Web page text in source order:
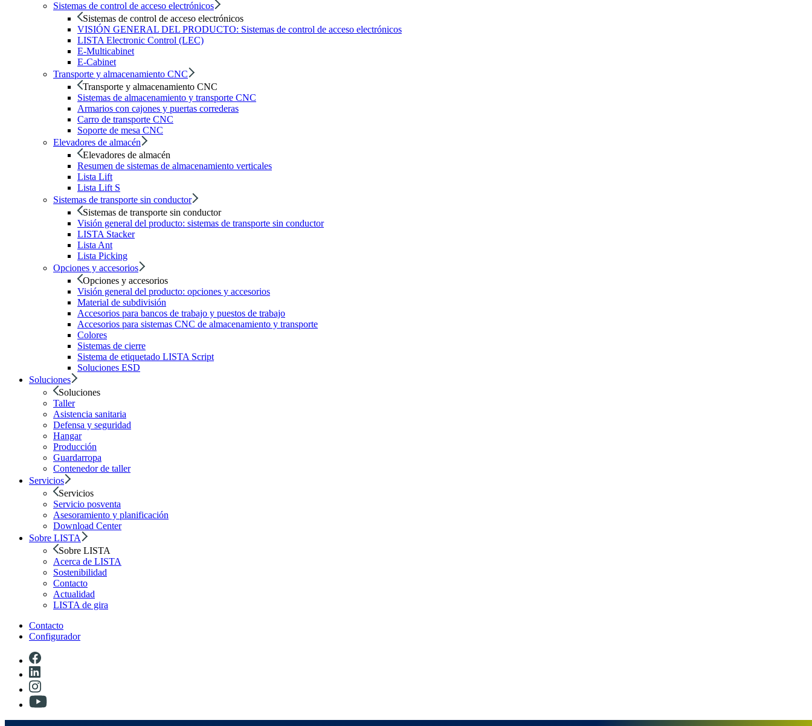
Sistemas de control de acceso electrónicos
Sistemas de control de acceso electrónicos
VISIÓN GENERAL DEL PRODUCTO: Sistemas de control de acceso electrónicos
LISTA Electronic Control (LEC)
E-Multicabinet
E-Cabinet
Transporte y almacenamiento CNC
Transporte y almacenamiento CNC
Sistemas de almacenamiento y transporte CNC
Armarios con cajones y puertas correderas
Carro de transporte CNC
Soporte de mesa CNC
Elevadores de almacén
Elevadores de almacén
Resumen de sistemas de almacenamiento verticales
Lista Lift
Lista Lift S
Sistemas de transporte sin conductor
Sistemas de transporte sin conductor
Visión general del producto: sistemas de transporte sin conductor
LISTA Stacker
Lista Ant
Lista Picking
Opciones y accesorios
Opciones y accesorios
Visión general del producto: opciones y accesorios
Material de subdivisión
Accesorios para bancos de trabajo y puestos de trabajo
Accesorios para sistemas CNC de almacenamiento y transporte
Colores
Sistemas de cierre
Sistema de etiquetado LISTA Script
Soluciones ESD
Soluciones
Soluciones
Taller
Asistencia sanitaria
Defensa y seguridad
Hangar
Producción
Guardarropa
Contenedor de taller
Servicios
Servicios
Servicio posventa
Asesoramiento y planificación
Download Center
Sobre LISTA
Sobre LISTA
Acerca de LISTA
Sostenibilidad
Contacto
Actualidad
LISTA de gira
Contacto
Configurador